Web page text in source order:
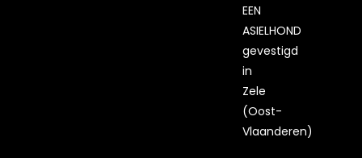
EEN
ASIELHOND
gevestigd
in
Zele
(Oost-
Vlaanderen)